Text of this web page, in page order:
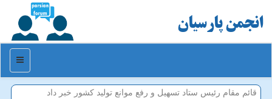
انجمن پارسیان
منو
قائم مقام رئیس ستاد تسهیل و رفع موانع تولید كشور خبر داد